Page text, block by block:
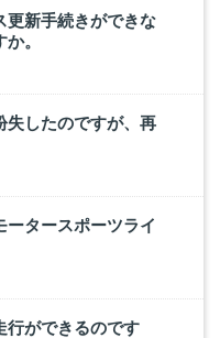
更新手続きができな
。
失したのですが、再
タースポーツライ
行ができるのです